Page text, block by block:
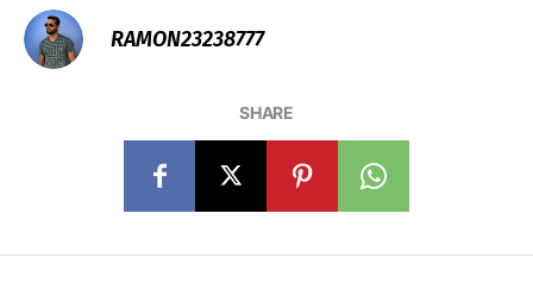
RAMON23238777
SHARE